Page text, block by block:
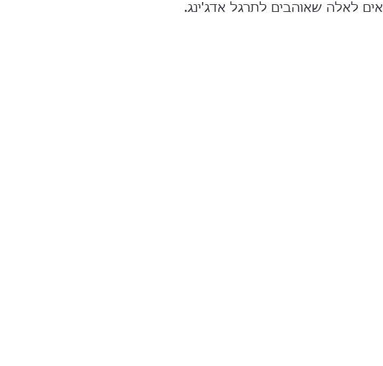
לאלה שאוהבים לתרגל אדג'ינג.